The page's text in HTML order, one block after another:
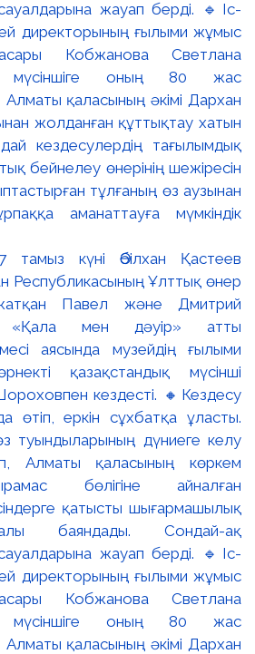
күні Әбілхан Қастеев
Республикасының Ұлттық өнер
Павел және Дмитрий
«Қала мен дәуір» атты
аясында музейдің ғылыми
қазақстандық мүсінші
кездесті. 🔸Кездесу
өтіп, еркін сұхбатқа ұласты.
туындыларының дүниеге келу
Алматы қаласының көркем
бөлігіне айналған
қатысты шығармашылық
баяндады. Сондай-ақ
жауап берді. 🔹Іс-
директорының ғылыми жұмыс
Кобжанова Светлана
мүсіншіге оның 80 жас
қаласының әкімі Дархан